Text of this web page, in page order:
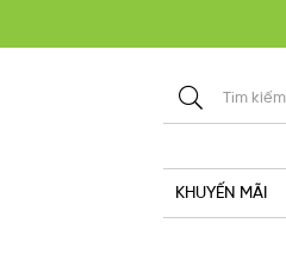
KHUYẾN MÃI